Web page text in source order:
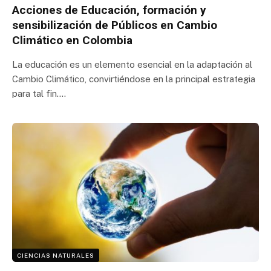
Acciones de Educación, formación y
sensibilización de Públicos en Cambio
Climático en Colombia
La educación es un elemento esencial en la adaptación al
Cambio Climático, convirtiéndose en la principal estrategia
para tal fin.…
CIENCIAS NATURALES